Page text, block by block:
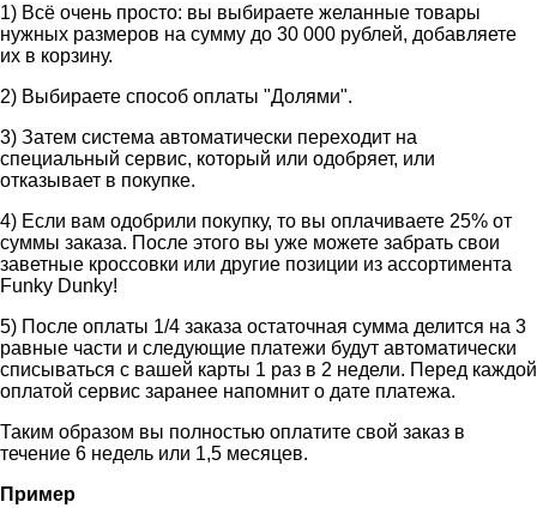
1) Всё очень просто: вы выбираете желанные товары
нужных размеров на сумму до 30 000 рублей, добавляете
их в корзину.
2) Выбираете способ оплаты "Долями".
3) Затем система автоматически переходит на
специальный сервис, который или одобряет, или
отказывает в покупке.
4) Если вам одобрили покупку, то вы оплачиваете 25% от
суммы заказа. После этого вы уже можете забрать свои
заветные кроссовки или другие позиции из ассортимента
Funky Dunky!
5) После оплаты 1/4 заказа остаточная сумма делится на 3
равные части и следующие платежи будут автоматически
списываться с вашей карты 1 раз в 2 недели. Перед каждой
оплатой сервис заранее напомнит о дате платежа.
Таким образом вы полностью оплатите свой заказ в
течение 6 недель или 1,5 месяцев.
Пример